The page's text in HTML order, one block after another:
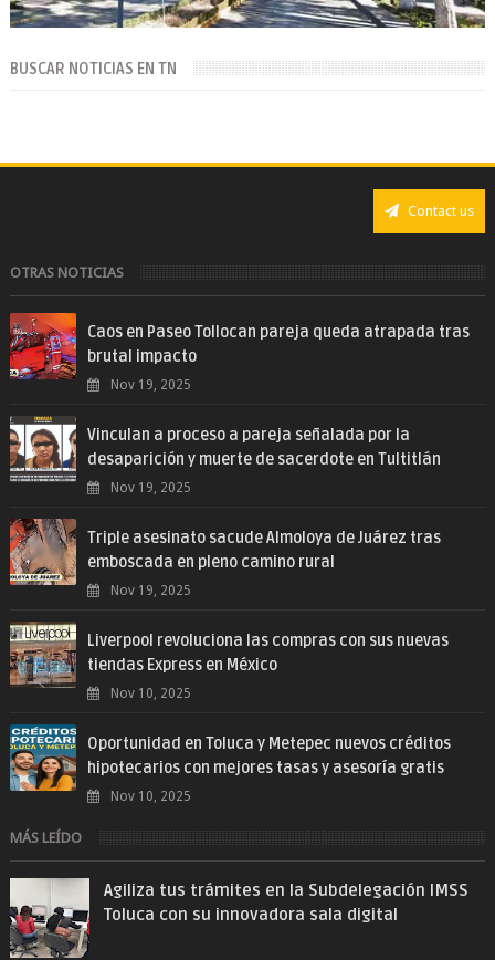
BUSCAR NOTICIAS EN TN
Contact us
OTRAS NOTICIAS
Caos en Paseo Tollocan pareja queda atrapada tras
brutal impacto
Nov 19, 2025
Vinculan a proceso a pareja señalada por la
desaparición y muerte de sacerdote en Tultitlán
Nov 19, 2025
Triple asesinato sacude Almoloya de Juárez tras
emboscada en pleno camino rural
Nov 19, 2025
Liverpool revoluciona las compras con sus nuevas
tiendas Express en México
Nov 10, 2025
Oportunidad en Toluca y Metepec nuevos créditos
hipotecarios con mejores tasas y asesoría gratis
Nov 10, 2025
MÁS LEÍDO
Agiliza tus trámites en la Subdelegación IMSS
Toluca con su innovadora sala digital